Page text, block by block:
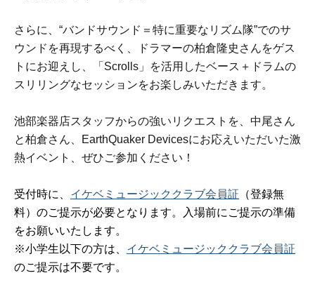
さらに、“バンドサウンド＝特に重要なリズム隊”でのサ
ウンドを再現するべく、ドラマーの柏倉隆史さんをゲス
トにお迎えし、「Scrolls」を活用したベース＋ドラムの
スリリングなセッションをお楽しみいただきます。
池部楽器店スタッフからの強いリクエストを、中尾さん
と柏倉さん、EarthQuaker Devicesにお応えいただいた激
熱イベント、ぜひご参加ください！
受付時に、 イケベミュージッククラブ会員証 （登録無
料）のご提示が必要となります。入場前にご提示の準備
をお願いいたします。
※小学生以下の方は、 イケベミュージッククラブ会員証
のご提示は不要です。